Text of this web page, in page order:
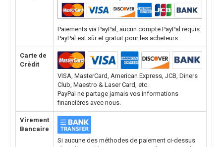
Paiements via PayPal, aucun compte PayPal requis.
PayPal est sûr et gratuit pour les acheteurs.
Carte de
Crédit
VISA, MasterCard, American Express, JCB, Diners
Club, Maestro & Laser Card, etc.
PayPal ne partage jamais vos informations
financières avec nous.
Virement
Bancaire
Si aucune des méthodes de paiement ci-dessus